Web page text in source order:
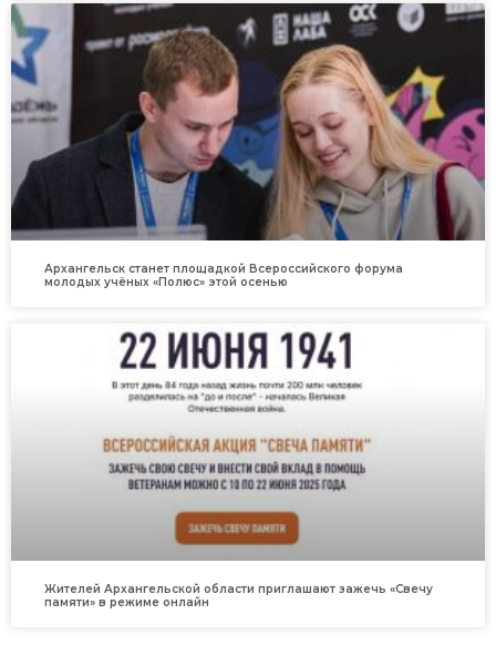
Архангельск станет площадкой Всероссийского форума
молодых учёных «Полюс» этой осенью
Жителей Архангельской области приглашают зажечь «Свечу
памяти» в режиме онлайн